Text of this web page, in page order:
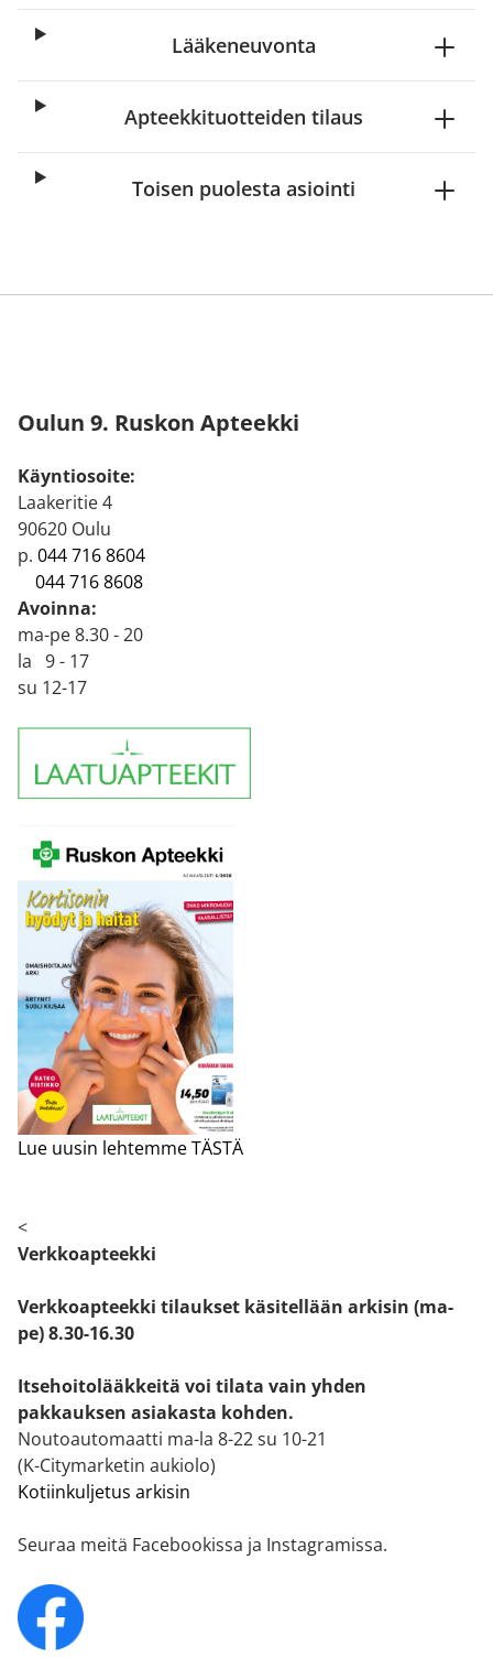
Lääkeneuvonta
Apteekkituotteiden tilaus
Toisen puolesta asiointi
Oulun 9. Ruskon Apteekki
Käyntiosoite:
Laakeritie 4
90620 Oulu
p. 044 716 8604
044 716 8608
Avoinna:
ma-pe 8.30 - 20
la 9 - 17
su 12-17
Lue uusin lehtemme TÄSTÄ
<
Verkkoapteekki
Verkkoapteekki tilaukset käsitellään arkisin (ma-
pe) 8.30-16.30
Itsehoitolääkkeitä voi tilata vain yhden
pakkauksen asiakasta kohden.
Noutoautomaatti ma-la 8-22 su 10-21
(K-Citymarketin aukiolo)
Kotiinkuljetus arkisin
Seuraa meitä Facebookissa ja Instagramissa.